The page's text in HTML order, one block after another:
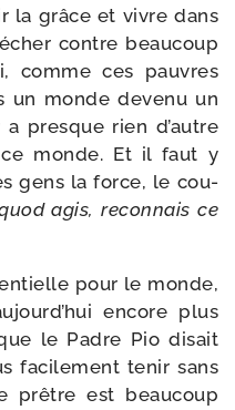
la grâce et vivre dans
contre beau­coup
comme ces pauvres
un monde deve­nu un
presque rien d’autre
monde. Et il faut y
gens la force, le cou­
agis, recon­nais ce
pour le monde,
encore plus
le Padre Pio disait
faci­le­ment tenir sans
prêtre est beau­coup